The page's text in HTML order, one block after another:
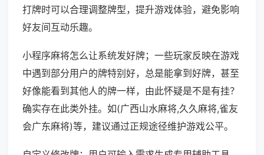
打牌时可以合理调整牌型，提升游戏体验，避免影响
好友间互动乐趣。
小程序麻将怎么让系统发好牌；一些玩家反映在游戏
中遇到部分用户的牌特别好，总是能拿到好牌，甚至
好像能看到其他人的牌一样，由此怀疑是不是有挂？
确实存在此类外挂。如(广西山水麻将,久久麻将,雀友
会广东麻将)等，建议通过正规途径维护游戏公平。